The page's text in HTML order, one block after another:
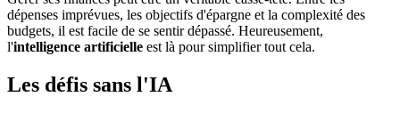
dépenses imprévues, les objectifs d'épargne et la complexité des
budgets, il est facile de se sentir dépassé. Heureusement,
l'intelligence artificielle est là pour simplifier tout cela.
Les défis sans l'IA